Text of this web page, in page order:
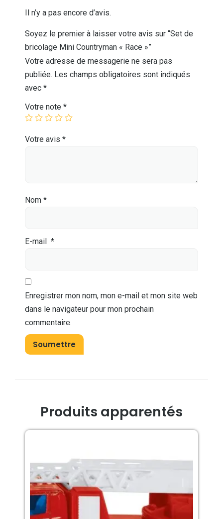
Il n’y a pas encore d’avis.
Soyez le premier à laisser votre avis sur “Set de
bricolage Mini Countryman « Race »”
Votre adresse de messagerie ne sera pas
publiée. Les champs obligatoires sont indiqués
avec *
Votre note *
Votre avis *
Nom *
E-mail *
Enregistrer mon nom, mon e-mail et mon site web
dans le navigateur pour mon prochain
commentaire.
Produits apparentés